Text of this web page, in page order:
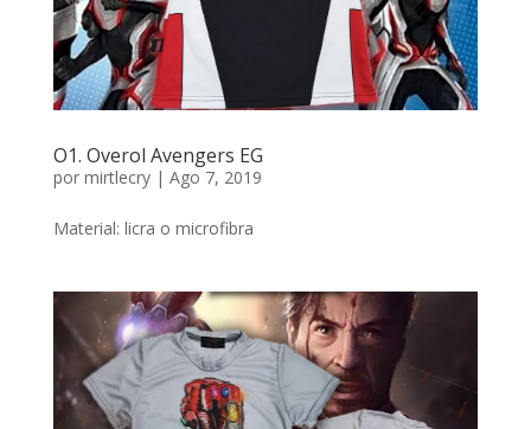
O1. Overol Avengers EG
por mirtlecry| Ago 7, 2019
Material: licra o microfibra